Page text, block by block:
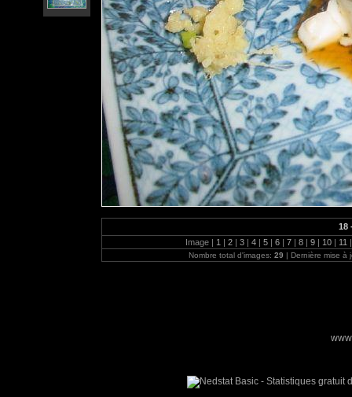
18
Image | 1 | 2 | 3 | 4 | 5 | 6 | 7 | 8 | 9 | 10 | 11 |
Nombre total d'images: 29 | Dernière mise à